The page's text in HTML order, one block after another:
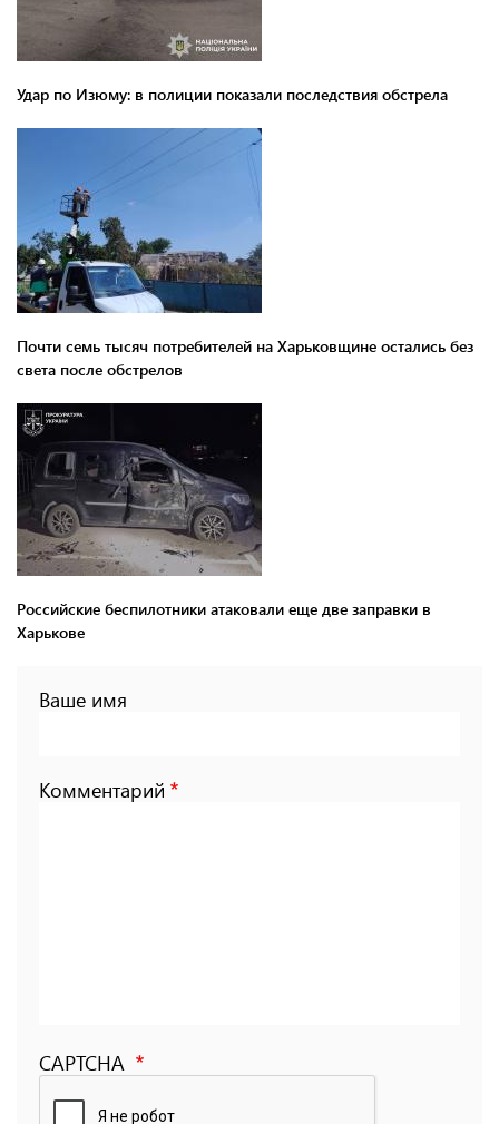
Удар по Изюму: в полиции показали последствия обстрела
Почти семь тысяч потребителей на Харьковщине остались без
света после обстрелов
Российские беспилотники атаковали еще две заправки в
Харькове
Ваше имя
Комментарий
CAPTCHA